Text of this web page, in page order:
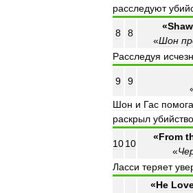
расследуют
8 8
«
«Шон
Расследуя
9 9
Шон и Гас
раскрыл убийство
1010
«From
«
Ласси теряет
«He